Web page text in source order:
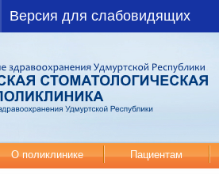
Версия для слабовидящих
О поликлинике Пациентам